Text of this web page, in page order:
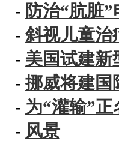
- 防治“肮脏
-斜视儿童
- 美国试建新
-挪威将建国
- 为“灌输”正
- 风景